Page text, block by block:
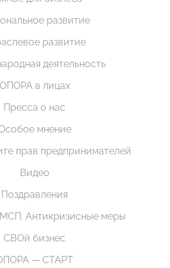
развитие
развитие
деятельность
ОПОРА в лицах
Пресса о нас
мнение
прав предпринимателей
Видео
Поздравления
Антикризисные меры
СВОй бизнес
— СТАРТ